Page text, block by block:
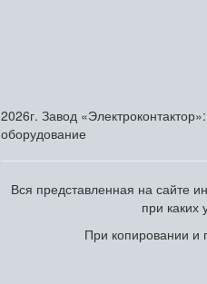
2026г. Завод
оборудование
Вся представленная на сайте
при каких
При копировании и